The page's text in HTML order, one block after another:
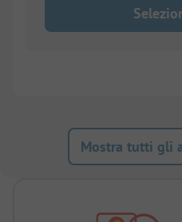
Mostra tutti gli